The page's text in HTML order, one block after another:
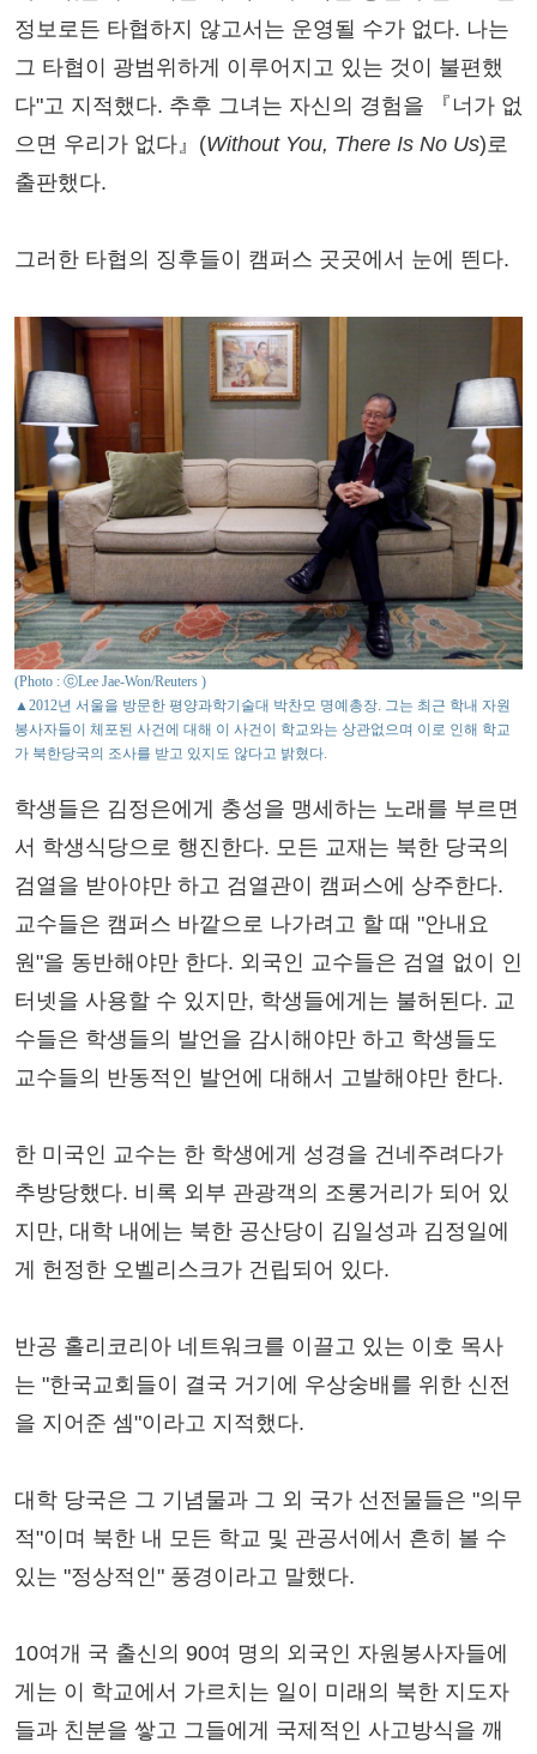
정보로든 타협하지 않고서는 운영될 수가 없다. 나는
그 타협이 광범위하게 이루어지고 있는 것이 불편했
다"고 지적했다. 추후 그녀는 자신의 경험을 『너가 없
으면 우리가 없다』(Without You, There Is No Us)로
출판했다.
그러한 타협의 징후들이 캠퍼스 곳곳에서 눈에 띈다.
(Photo : ⓒLee Jae-Won/Reuters )
▲2012년 서울을 방문한 평양과학기술대 박찬모 명예총장. 그는 최근 학내 자원
봉사자들이 체포된 사건에 대해 이 사건이 학교와는 상관없으며 이로 인해 학교
가 북한당국의 조사를 받고 있지도 않다고 밝혔다.
학생들은 김정은에게 충성을 맹세하는 노래를 부르면
서 학생식당으로 행진한다. 모든 교재는 북한 당국의
검열을 받아야만 하고 검열관이 캠퍼스에 상주한다.
교수들은 캠퍼스 바깥으로 나가려고 할 때 "안내요
원"을 동반해야만 한다. 외국인 교수들은 검열 없이 인
터넷을 사용할 수 있지만, 학생들에게는 불허된다. 교
수들은 학생들의 발언을 감시해야만 하고 학생들도
교수들의 반동적인 발언에 대해서 고발해야만 한다.
한 미국인 교수는 한 학생에게 성경을 건네주려다가
추방당했다. 비록 외부 관광객의 조롱거리가 되어 있
지만, 대학 내에는 북한 공산당이 김일성과 김정일에
게 헌정한 오벨리스크가 건립되어 있다.
반공 홀리코리아 네트워크를 이끌고 있는 이호 목사
는 "한국교회들이 결국 거기에 우상숭배를 위한 신전
을 지어준 셈"이라고 지적했다.
대학 당국은 그 기념물과 그 외 국가 선전물들은 "의무
적"이며 북한 내 모든 학교 및 관공서에서 흔히 볼 수
있는 "정상적인" 풍경이라고 말했다.
10여개 국 출신의 90여 명의 외국인 자원봉사자들에
게는 이 학교에서 가르치는 일이 미래의 북한 지도자
들과 친분을 쌓고 그들에게 국제적인 사고방식을 깨